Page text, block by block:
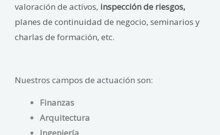
valoración de activos, inspección de riesgos,
planes de continuidad de negocio, seminarios y
charlas de formación, etc.
Nuestros campos de actuación son:
Finanzas
Arquitectura